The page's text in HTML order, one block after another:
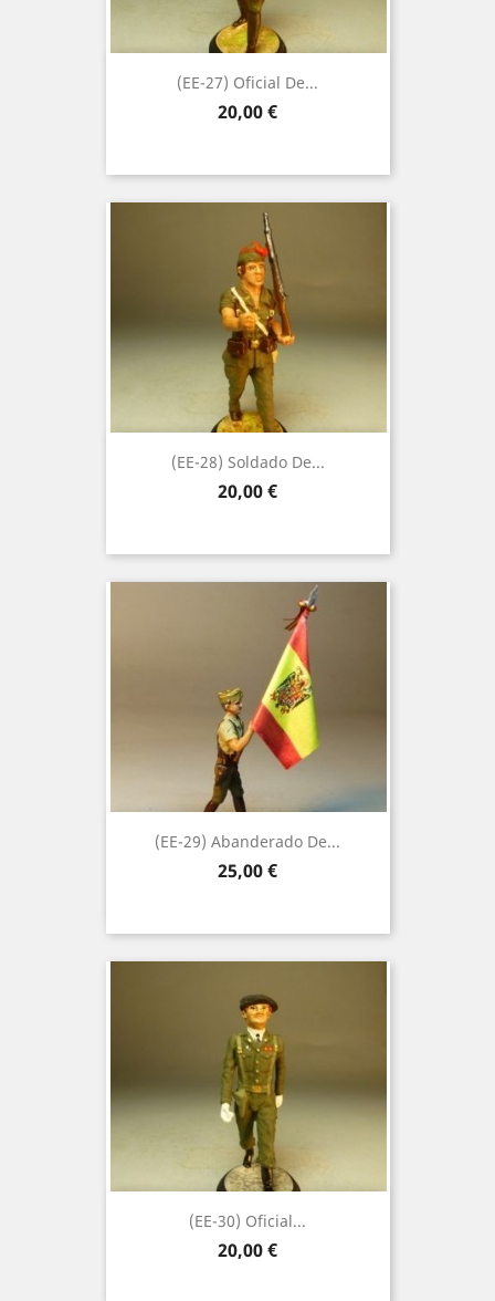
(EE-27) Oficial De...
Precio
20,00 €
(EE-28) Soldado De...
Precio
20,00 €
(EE-29) Abanderado De...
Precio
25,00 €
(EE-30) Oficial...
Precio
20,00 €